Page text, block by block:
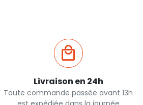
Livraison en 24h
Toute commande passée avant 13h